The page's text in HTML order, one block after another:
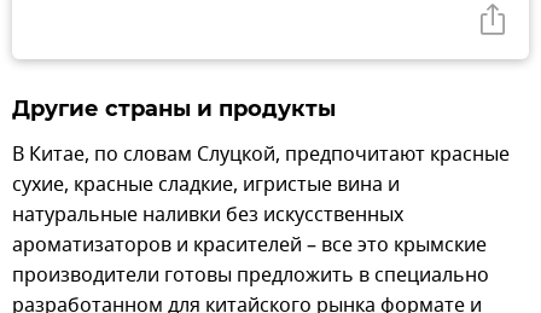
Другие страны и продукты
В Китае, по словам Слуцкой, предпочитают красные
сухие, красные сладкие, игристые вина и
натуральные наливки без искусственных
ароматизаторов и красителей – все это крымские
производители готовы предложить в специально
разработанном для китайского рынка формате и